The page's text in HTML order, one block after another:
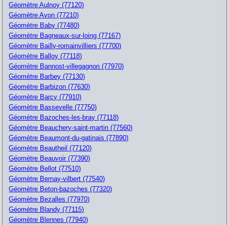
Géomètre Aulnoy (77120)
Géomètre Avon (77210)
Géomètre Baby (77480)
Géomètre Bagneaux-sur-loing (77167)
Géomètre Bailly-romainvilliers (77700)
Géomètre Balloy (77118)
Géomètre Bannost-villegagnon (77970)
Géomètre Barbey (77130)
Géomètre Barbizon (77630)
Géomètre Barcy (77910)
Géomètre Bassevelle (77750)
Géomètre Bazoches-les-bray (77118)
Géomètre Beauchery-saint-martin (77560)
Géomètre Beaumont-du-gatinais (77890)
Géomètre Beautheil (77120)
Géomètre Beauvoir (77390)
Géomètre Bellot (77510)
Géomètre Bernay-vilbert (77540)
Géomètre Beton-bazoches (77320)
Géomètre Bezalles (77970)
Géomètre Blandy (77115)
Géomètre Blennes (77940)